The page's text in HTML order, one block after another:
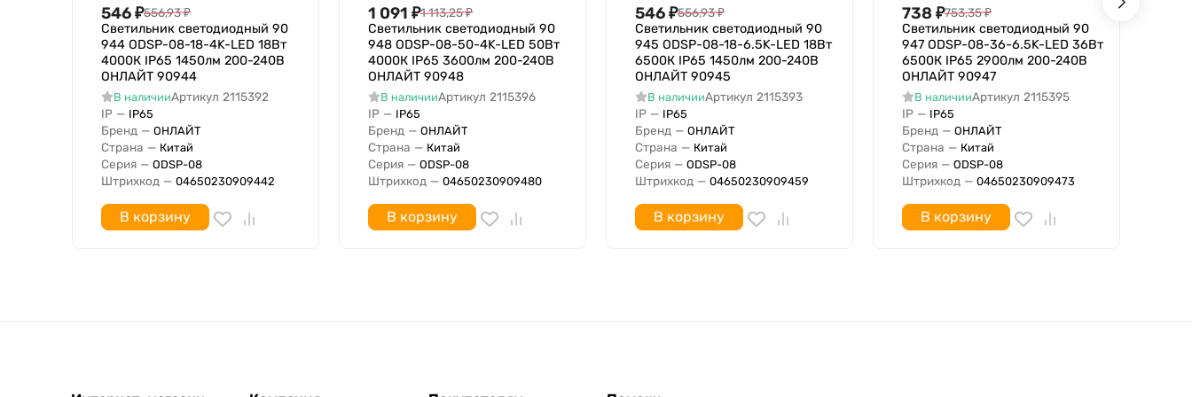
Материал корпуса
Алюминий
Тип лампы
LED несменный
Встраиваемая длина
Подходит для организации световых линий
Подходят для аварийного освещения
Нет
Световой выход
Светораспределение
Симметричный
Материал плафона / рассеивателя
Ударопрочность
Номинальное напряжение с
175 В
Номинальное напряжение по
265 В
546₽556,93₽
Светильник светодиодный 90
944 ODSP-08-18-4K-LED 18Вт
4000К IP65 1450лм 200-240В
ОНЛАЙТ 90944
В наличииАртикул 2115392
IP — IP65
Бренд — ОНЛАЙТ
Страна — Китай
Серия — ODSP-08
Штрихкод — 04650230909442
В корзину
1 091 ₽1 113,25₽
Светильник светодиодный 90
948 ODSP-08-50-4K-LED 50Вт
4000К IP65 3600лм 200-240В
ОНЛАЙТ 90948
В наличииАртикул 2115396
IP — IP65
Бренд — ОНЛАЙТ
Страна — Китай
Серия — ODSP-08
Штрихкод — 04650230909480
В корзину
546₽556,93₽
Светильник светодиодный 90
945 ODSP-08-18-6.5K-LED 18Вт
6500К IP65 1450лм 200-240В
ОНЛАЙТ 90945
В наличииАртикул 2115393
IP — IP65
Бренд — ОНЛАЙТ
Страна — Китай
Серия — ODSP-08
Штрихкод — 04650230909459
В корзину
738 ₽753,35₽
Светильник светодиодный 90
947 ODSP-08-36-6.5K-LED 36Вт
6500К IP65 2900лм 200-240В
ОНЛАЙТ 90947
В наличииАртикул 2115395
IP — IP65
Бренд — ОНЛАЙТ
Страна — Китай
Серия — ODSP-08
Штрихкод — 04650230909473
В корзину